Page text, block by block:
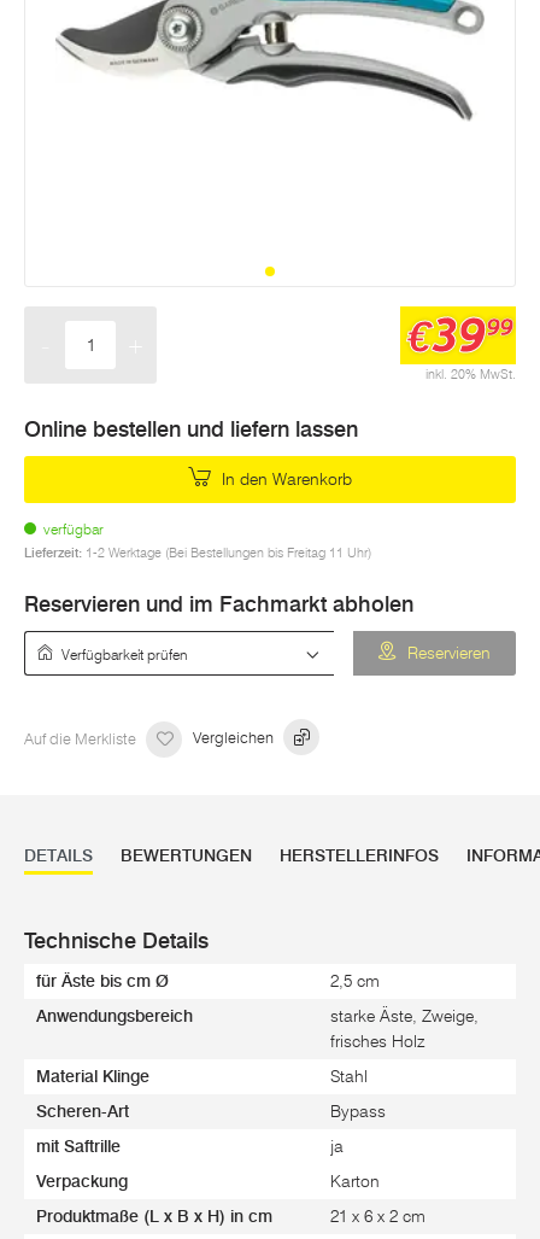
inkl. 20% MwSt.
€3999
Online bestellen und liefern lassen
In den Warenkorb
verfügbar
Lieferzeit: 1-2 Werktage (Bei Bestellungen bis Freitag 11 Uhr)
Reservieren und im Fachmarkt abholen
Reservieren
Auf die Merkliste Vergleichen
DETAILS BEWERTUNGEN HERSTELLERINFOS
Technische Details
für Äste bis cm Ø 2,5 cm
Anwendungsbereich
starke Äste, Zweige,
frisches Holz
Material Klinge Stahl
Scheren-Art Bypass
mit Saftrille ja
Verpackung Karton
Produktmaße (L x B x H) in cm 21 x 6 x 2 cm